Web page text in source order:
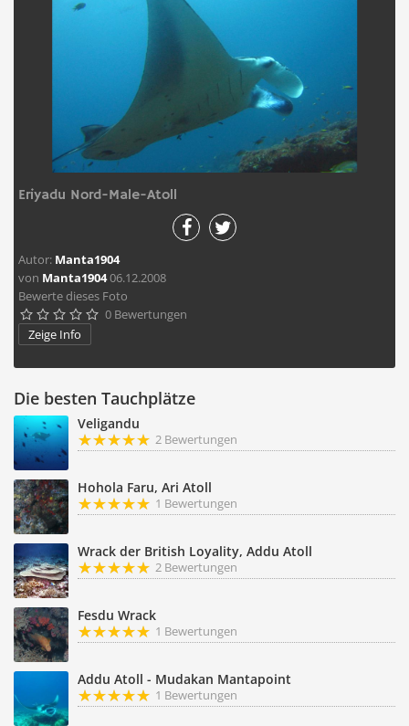
Eriyadu Nord-Male-Atoll
Autor: Manta1904
von Manta190406.12.2008
Bewerte dieses Foto
     0 Bewertungen
Zeige Info
Die besten Tauchplätze
Veligandu
2 Bewertungen
Hohola Faru, Ari Atoll
1 Bewertungen
Wrack der British Loyality, Addu Atoll
2 Bewertungen
Fesdu Wrack
1 Bewertungen
Addu Atoll - Mudakan Mantapoint
1 Bewertungen